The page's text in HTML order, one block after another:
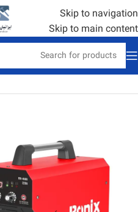
Skip to navigation
Skip to main content
خانه